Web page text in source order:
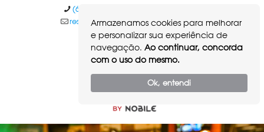
Armazenamos cookies para melhorar
e personalizar sua experiência de
navegação. Ao continuar, concorda
com o uso do mesmo.
Ok, entendi
(62) 98591.0960
reservas@sanmarinogoiania.com.br